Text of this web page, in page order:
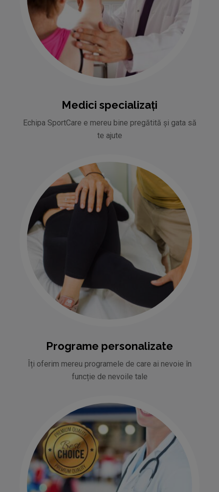
Medici specializați
Echipa SportCare e mereu bine pregătită și gata să
te ajute
Programe personalizate
Îți oferim mereu programele de care ai nevoie în
funcție de nevoile tale